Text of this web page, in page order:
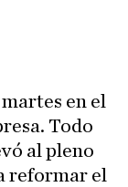
en el
Todo
al pleno
reformar el